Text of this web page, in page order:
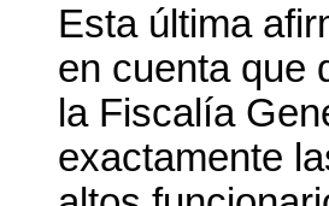
Esta última
en cuenta que
la Fiscalía
exactamente